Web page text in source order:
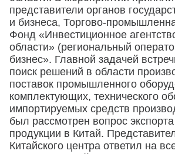
представители органов
и бизнеса, Торгово-
Фонд «Инвестиционное
области» (региональный
бизнес». Главной задачей
поиск решений в области
поставок промышленного
комплектующих, технического
импортируемых средств
был рассмотрен вопрос
продукции в Китай.
Китайского центра ответил на